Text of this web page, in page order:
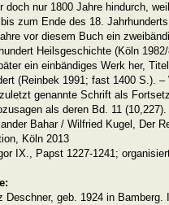
doch nur 1800 Jahre hindurch,
bis zum Ende des 18.
vor diesem Buch ein
Heilsgeschichte (Köln
ein einbändiges Werk her,
(Reinbek 1991; fast 1400 S.).
genannte Schrift als
als deren Bd. 11 (10,227).
Bahar / Wilfried Kugel, Der
Köln 2013
IX., Papst 1227-1241;
Deschner, geb. 1924 in